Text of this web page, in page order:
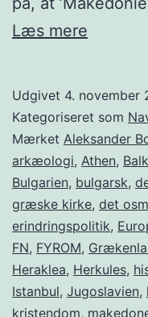
Læs mere
Udgivet 4. november
Kategoriseret som
Mærket Aleksander
arkæologi, Athen,
Bulgarien, bulgarsk,
græske kirke, det
erindringspolitik,
FN, FYROM,
Heraklea, Herkules,
Istanbul, Jugoslavien,
kristendom,